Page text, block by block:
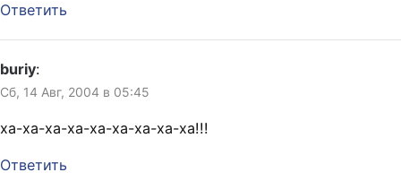
Ответить
buriy:
Сб, 14 Авг, 2004 в 05:45
ха-ха-ха-ха-ха-ха-ха-ха-ха!!!
Ответить